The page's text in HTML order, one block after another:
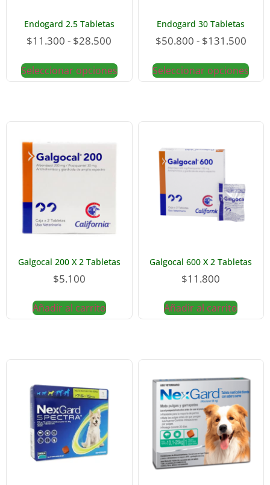
Endogard 2.5 Tabletas
$11.300 - $28.500
Seleccionar opciones
Endogard 30 Tabletas
$50.800 - $131.500
Seleccionar opciones
Galgocal 200 X 2 Tabletas
$5.100
Añadir al carrito
Galgocal 600 X 2 Tabletas
$11.800
Añadir al carrito